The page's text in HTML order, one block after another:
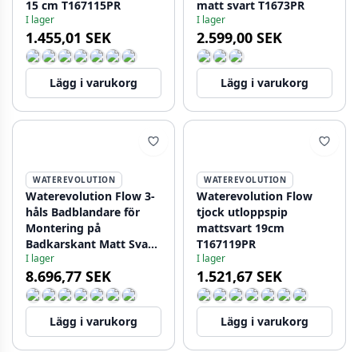
15 cm T167115PR
I lager
1.455,01 SEK
Lägg i varukorg
matt svart T1673PR
I lager
2.599,00 SEK
Lägg i varukorg
WATEREVOLUTION
Waterevolution Flow 3-
håls Badblandare för
Montering på
Badkarskant Matt Svart
T138SBPR
I lager
8.696,77 SEK
Lägg i varukorg
WATEREVOLUTION
Waterevolution Flow
tjock utloppspip
mattsvart 19cm
T167119PR
I lager
1.521,67 SEK
Lägg i varukorg